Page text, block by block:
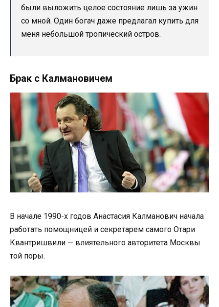
были выложить целое состояние лишь за ужин
со мной. Один богач даже предлагал купить для
меня небольшой тропический остров.
Брак с Калмановичем
В начале 1990-х годов Анастасия Калманович начала
работать помощницей и секретарем самого Отари
Квантришвили — влиятельного авторитета Москвы
той поры.